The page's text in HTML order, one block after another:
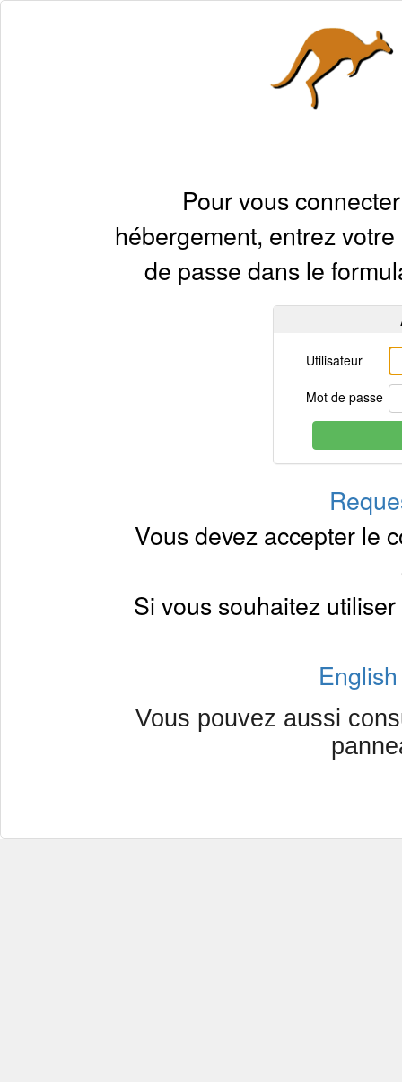
Pour vous
hébergement, entrez
de passe dans le
Utilisateur
Mot de passe
Vous devez accepter le
Si vous souhaitez
English
Vous pouvez aussi